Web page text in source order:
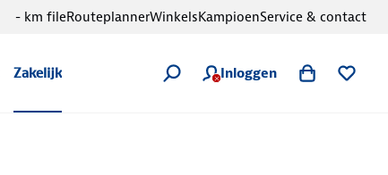
Zakelijk Inloggen
- km fileRouteplannerWinkelsKampioenService & contact